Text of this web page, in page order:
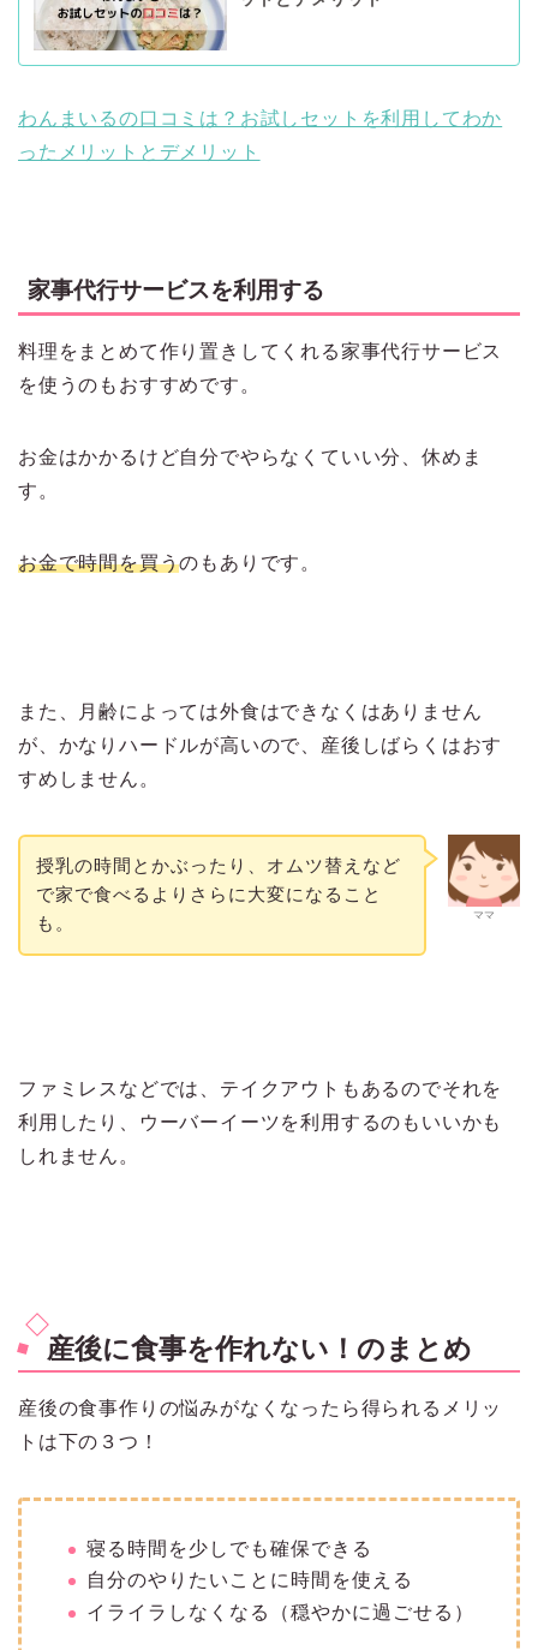
わんまいるの口コミは？お試しセットを利用してわか
ったメリットとデメリット
家事代行サービスを利用する
料理をまとめて作り置きしてくれる家事代行サービス
を使うのもおすすめです。
お金はかかるけど自分でやらなくていい分、休めま
す。
お金で時間を買うのもありです。
また、月齢によっては外食はできなくはありません
が、かなりハードルが高いので、産後しばらくはおす
すめしません。
ママ
授乳の時間とかぶったり、オムツ替えなど
で家で食べるよりさらに大変になること
も。
ファミレスなどでは、テイクアウトもあるのでそれを
利用したり、ウーバーイーツを利用するのもいいかも
しれません。
産後に食事を作れない！のまとめ
産後の食事作りの悩みがなくなったら得られるメリッ
トは下の３つ！
寝る時間を少しでも確保できる
自分のやりたいことに時間を使える
イライラしなくなる（穏やかに過ごせる）